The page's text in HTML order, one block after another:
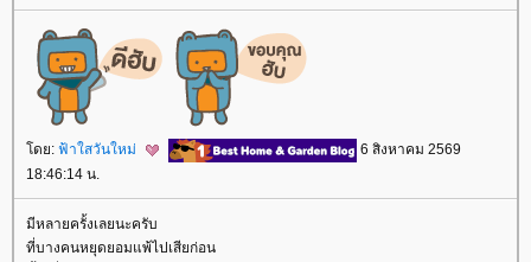
ดย: ฟ้าใสวันใหม่
6 สิงหาคม 2569
18:46:14 น.
มีหลายครั้งเลยนะครับ
ที่บางคนหยุดยอมแพ้ไปเสียก่อน